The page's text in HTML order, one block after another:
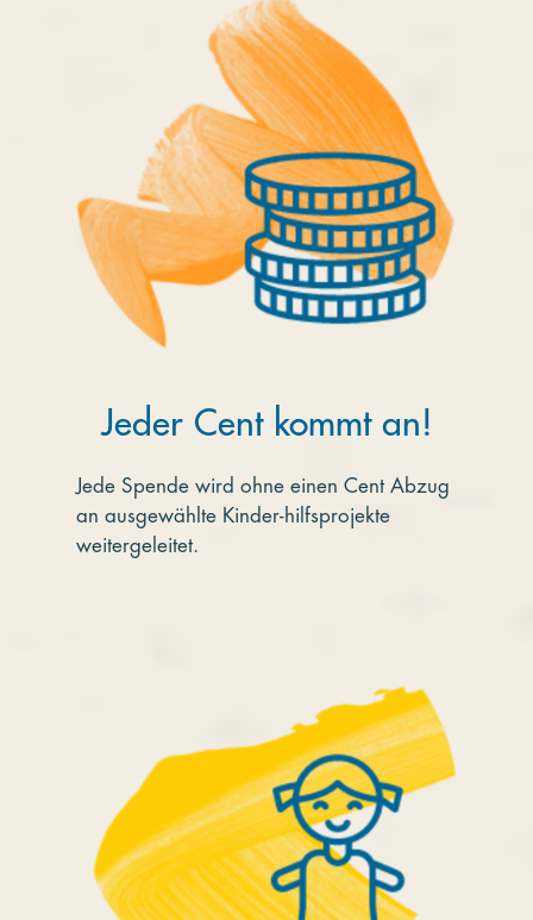
Jeder Cent kommt an!
Jede Spende wird ohne einen Cent Abzug
an ausgewählte Kinder-hilfsprojekte
weitergeleitet.